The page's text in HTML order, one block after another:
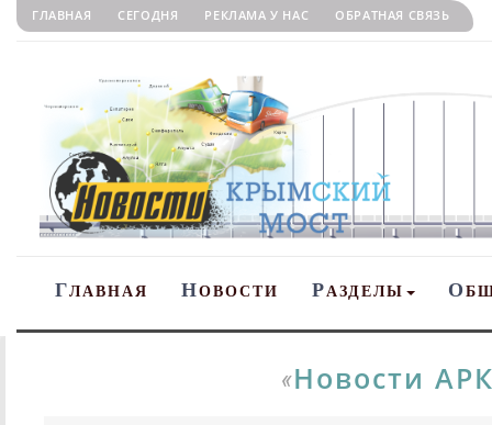
ГЛАВНАЯ СЕГОДНЯ РЕКЛАМА У НАС ОБРАТНАЯ СВЯЗЬ
ГЛАВНАЯ НОВОСТИ РАЗДЕЛЫ О
«Новости